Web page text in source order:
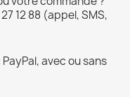
12 88 (appel, SMS,
avec ou sans